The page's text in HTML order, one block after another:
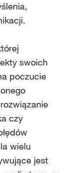
swoich
poczucie
czy
wielu
jest